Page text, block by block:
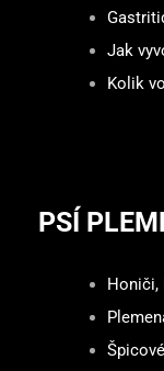
Jak
Kolik
PSÍ
Honiči,